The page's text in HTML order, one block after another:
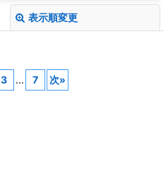
表示順変更
3 ... 7 次»